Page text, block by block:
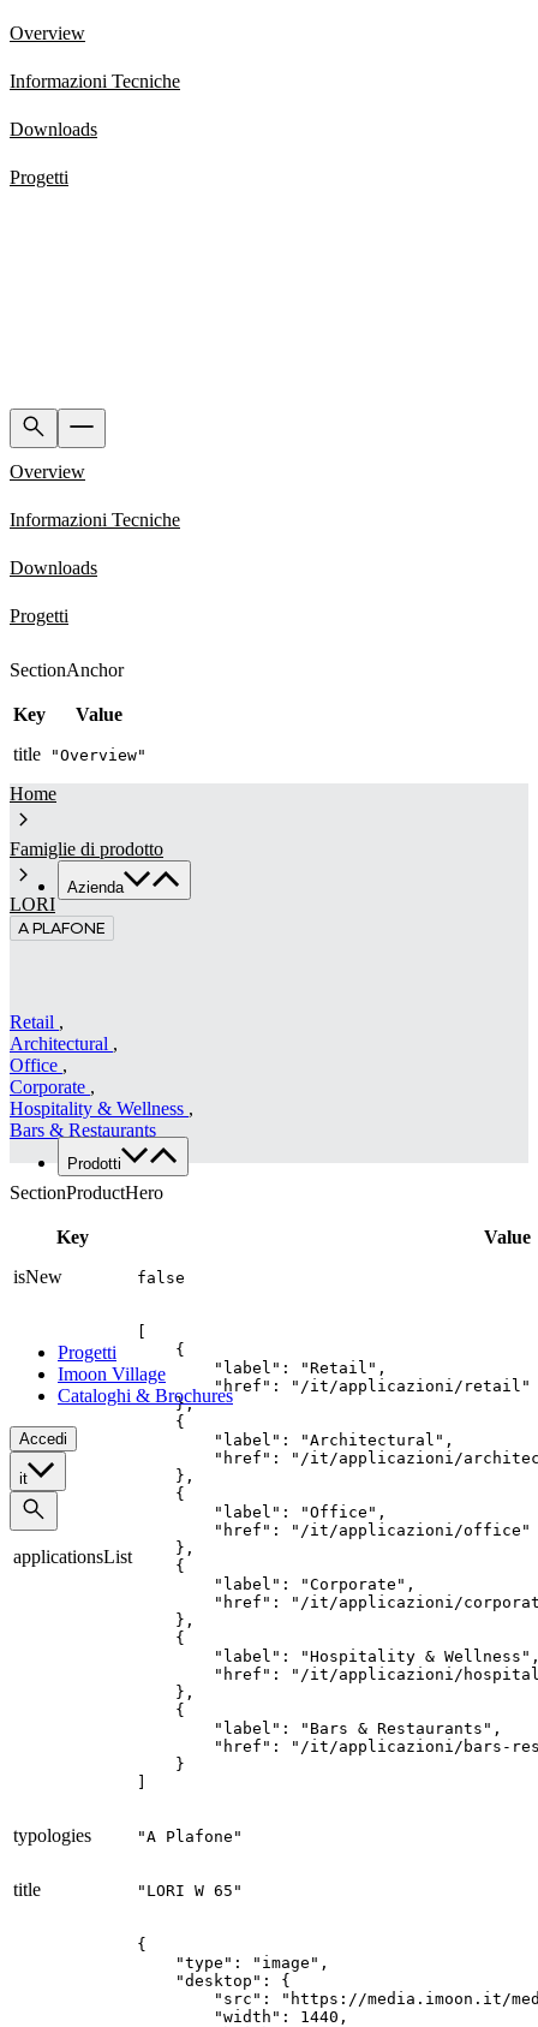
Azienda
News & Media
Contatti
Prodotti
Famiglie di prodotto
Food
Architectural
Progetti
Imoon Village
Cataloghi & Brochures
Accedi
it
Overview
Informazioni Tecniche
Downloads
Progetti
Overview
Informazioni Tecniche
Downloads
Progetti
SectionAnchor
Key
Value
title
"Overview"
Home
Famiglie di prodotto
LORI
A PLAFONE
Retail ,
Architectural ,
Office ,
Corporate ,
Hospitality & Wellness ,
Bars & Restaurants
SectionProductHero
Key
Value
isNew
false
applicationsList
    {
        "label": "Retail",
        "href": "/it/applicazioni/retail"
    },
    {
        "label": "Architectural",
"href": "/it/applicazioni/
    },
    {
        "label": "Office",
        "href": "/it/applicazioni/office"
    },
    {
        "label": "Corporate",
"href": "/it/applicazioni/
    },
    {
"label": "Hospitality &
"href": "/it/applicazioni/
    },
    {
        "label": "Bars & Restaurants",
"href": "/it/applicazioni/bars-
    }
typologies "A Plafone"
title "LORI W 65"
{
    "type": "image",
    "desktop": {
"src": "https://media.imoon.it/
        "width": 1440,